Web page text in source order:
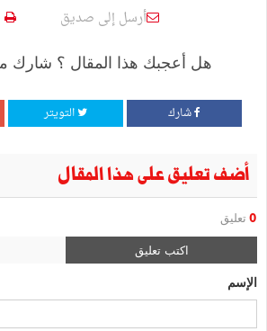
أرسل إلى صديق
هل أعجبك هذا المقال ؟ شارك
شارك التويتر
أضف تعليق على هذا المقال
0 تعليق
اكتب تعليق
الإسم